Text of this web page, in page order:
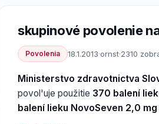
skupinové povolenie
Povolenia 18.1.2013·ornst·2310
Ministerstvo zdravotnictva
povol'uje použitie 370 balení
balení lieku NovoSeven 2,0